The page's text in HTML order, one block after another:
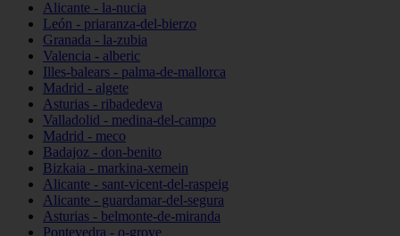
Alicante - la-nucia
León - priaranza-del-bierzo
Granada - la-zubia
Valencia - alberic
Illes-balears - palma-de-mallorca
Madrid - algete
Asturias - ribadedeva
Valladolid - medina-del-campo
Madrid - meco
Badajoz - don-benito
Bizkaia - markina-xemein
Alicante - sant-vicent-del-raspeig
Alicante - guardamar-del-segura
Asturias - belmonte-de-miranda
Pontevedra - o-grove